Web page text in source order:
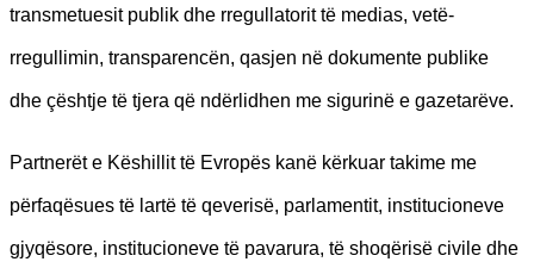
transmetuesit publik dhe rregullatorit të medias, vetë-
rregullimin, transparencën, qasjen në dokumente publike
dhe çështje të tjera që ndërlidhen me sigurinë e gazetarëve.
Partnerët e Këshillit të Evropës kanë kërkuar takime me
përfaqësues të lartë të qeverisë, parlamentit, institucioneve
gjyqësore, institucioneve të pavarura, të shoqërisë civile dhe